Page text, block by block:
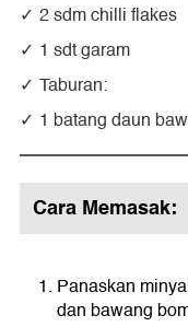
2 sdm chilli flakes
1 sdt garam
Taburan:
1 batang daun
Cara Memasak:
Panaskan
dan bawang